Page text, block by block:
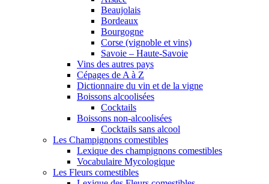
Beaujolais
Bordeaux
Bourgogne
Corse (vignoble et vins)
Savoie – Haute-Savoie
Vins des autres pays
Cépages de A à Z
Dictionnaire du vin et de la vigne
Boissons alcoolisées
Cocktails
Boissons non-alcoolisées
Cocktails sans alcool
Les Champignons comestibles
Lexique des champignons comestibles
Vocabulaire Mycologique
Les Fleurs comestibles